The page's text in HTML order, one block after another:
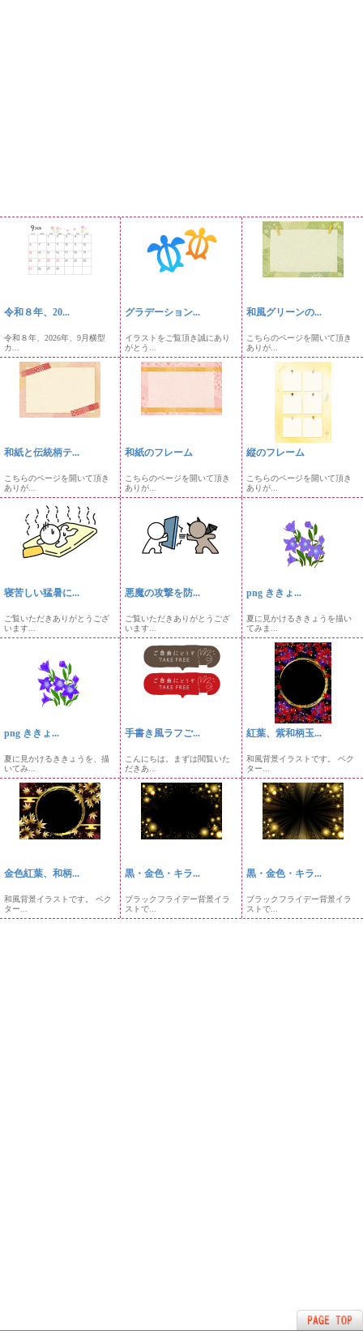
令和８年、20...
令和８年、2026年、9月横型
カ...
グラデーション...
イラストをご覧頂き誠にあり
がとう...
和風グリーンの...
こちらのページを開いて頂き
ありが...
和紙と伝統柄テ...
こちらのページを開いて頂き
ありが...
和紙のフレーム
こちらのページを開いて頂き
ありが...
縦のフレーム
こちらのページを開いて頂き
ありが...
寝苦しい猛暑に...
ご覧いただきありがとうござ
います...
悪魔の攻撃を防...
ご覧いただきありがとうござ
います...
png ききょ...
夏に見かけるききょうを描い
てみま...
png ききょ...
夏に見かけるききょうを、描
いてみ...
手書き風ラフご...
こんにちは。まずは閲覧いた
だきあ...
紅葉、紫和柄玉...
和風背景イラストです。 ベク
ター...
金色紅葉、和柄...
和風背景イラストです。 ベク
ター...
黒・金色・キラ...
ブラックフライデー背景イラ
ストで...
黒・金色・キラ...
ブラックフライデー背景イラ
ストで...